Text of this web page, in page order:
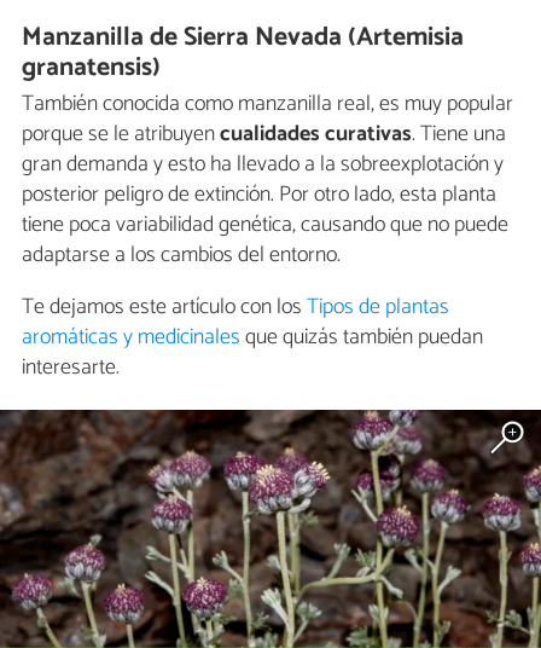
Manzanilla de Sierra Nevada (Artemisia
granatensis)
También conocida como manzanilla real, es muy popular
porque se le atribuyencualidades curativas. Tiene una
gran demanda y esto ha llevado a la sobreexplotación y
posterior peligro de extinción. Por otro lado, esta planta
tiene poca variabilidad genética, causando que no puede
adaptarse a los cambios del entorno.
Te dejamos este artículo con losTipos de plantas
aromáticas y medicinalesque quizás también puedan
interesarte.